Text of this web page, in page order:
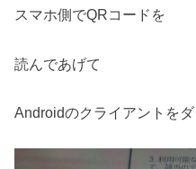
スマホ側でQRコードを
読んであげて
Androidのクライアントを